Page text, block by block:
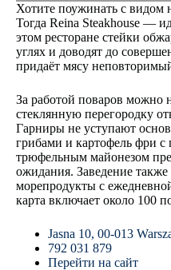
Хотите поужинать с видом
Тогда Reina Steakhouse —
этом ресторане стейки
углях и доводят до
придаёт мясу
За работой поваров можно
стеклянную перегородку
Гарниры не уступают
грибами и картофель фри с
трюфельным майонезом
ожидания. Заведение также
морепродукты с
карта включает около 100
Jasna 10, 00-013
792 031 879
Перейти на сайт